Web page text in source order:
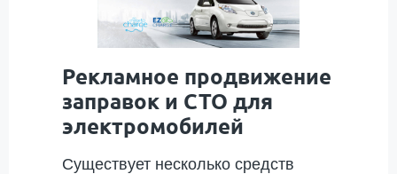
Рекламное продвижение
заправок и СТО для
электромобилей
Существует несколько средств